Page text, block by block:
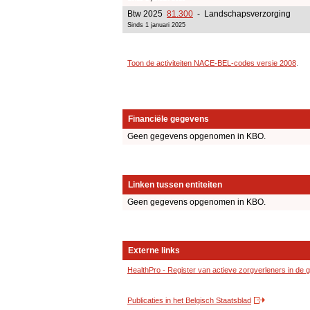
Btw 2025 81.300 - Landschapsverzorging
Sinds 1 januari 2025
Toon de activiteiten NACE-BEL-codes versie 2008
Financiële gegevens
Geen gegevens opgenomen in KBO.
Linken tussen entiteiten
Geen gegevens opgenomen in KBO.
Externe links
HealthPro - Register van actieve zorgverleners in de
Publicaties in het Belgisch Staatsblad